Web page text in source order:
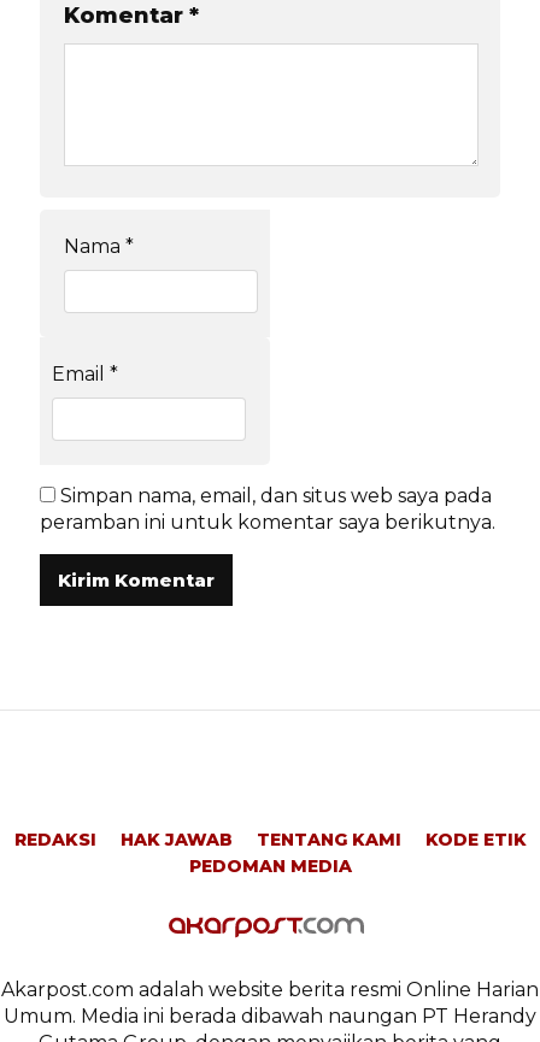
Komentar *
Nama *
Email *
Simpan nama, email, dan situs web saya pada
peramban ini untuk komentar saya berikutnya.
REDAKSI HAK JAWAB TENTANG KAMI
KODE ETIK
PEDOMAN MEDIA
Akarpost.com adalah website berita resmi Online Harian
Umum. Media ini berada dibawah naungan PT Herandy